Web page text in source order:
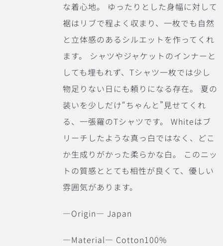
な着心地。
ゆったりとした身幅に対して
裾はリブで程よく収まり、一枚でも自然
と立体感のあるシルエットを作ってくれ
ます。
シャツやジャケットのインナーと
しても埋もれず、Tシャツ一枚では少し
物足りない日にも頼りになる存在。 夏の
装いを少しだけ“ちゃんと”見せてくれ
る、一張羅のTシャツです。 Whiteはブ
リーチしたような真っ白ではなく、どこ
か生成りがかった柔らかな白。 このニッ
トの質感ととても相性が良くて、優しい
雰囲気があります。
―Origin― Japan
―Material― Cotton100%